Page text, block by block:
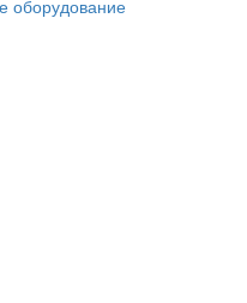
оборудование